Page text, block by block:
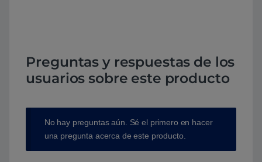
Preguntas y respuestas de los
usuarios sobre este producto
No hay preguntas aún. Sé el primero en hacer
una pregunta acerca de este producto.